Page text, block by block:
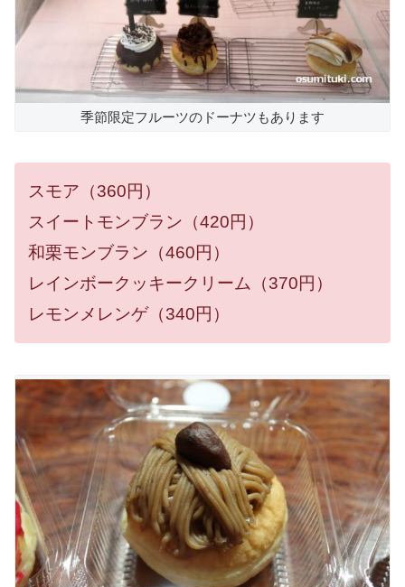
季節限定フルーツのドーナツもあります
スモア（360円）
スイートモンブラン（420円）
和栗モンブラン（460円）
レインボークッキークリーム（370円）
レモンメレンゲ（340円）